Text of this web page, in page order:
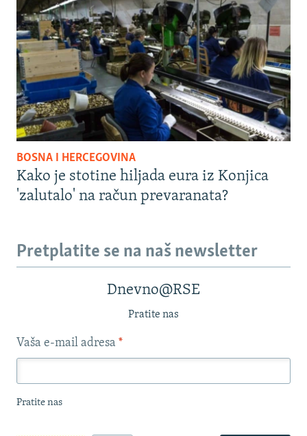
BOSNA I HERCEGOVINA
Kako je stotine hiljada eura iz Konjica
'zalutalo' na račun prevaranata?
Pretplatite se na naš newsletter
Dnevno@RSE
Pratite nas
Vaša e-mail adresa *
Pratite nas